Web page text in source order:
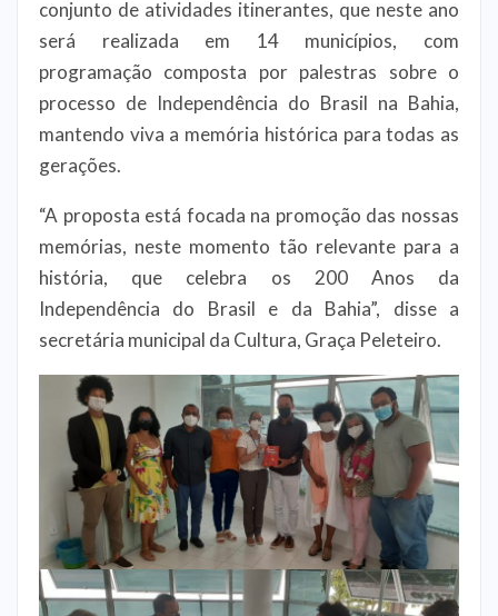
conjunto de atividades itinerantes, que neste ano
será realizada em 14 municípios, com
programação composta por palestras sobre o
processo de Independência do Brasil na Bahia,
mantendo viva a memória histórica para todas as
gerações.
“A proposta está focada na promoção das nossas
memórias, neste momento tão relevante para a
história, que celebra os 200 Anos da
Independência do Brasil e da Bahia”, disse a
secretária municipal da Cultura, Graça Peleteiro.